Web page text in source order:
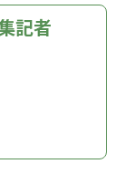
記者